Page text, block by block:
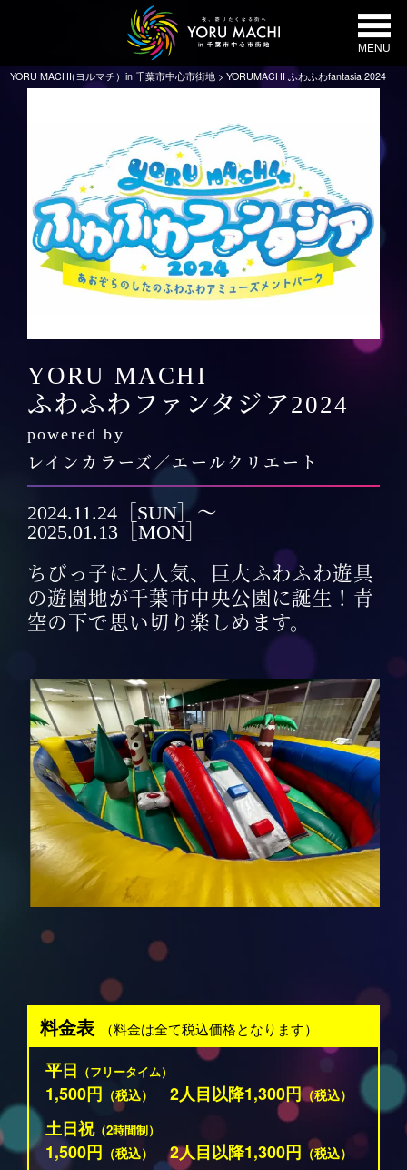
MENU
YORU MACHI(ヨルマチ）in 千葉市中心市街地> YORUMACHI ふわふわfantasia 2024
YORU MACHI
ふわふわファンタジア2024
powered by
レインカラーズ／エールクリエート
2024.11.24［SUN］〜
2025.01.13［MON］
ちびっ子に大人気、巨大ふわふわ遊具
の遊園地が千葉市中央公園に誕生！青
空の下で思い切り楽しめます。
料金表 （料金は全て税込価格となります）
平日 （フリータイム）
1,500円 （税込） 2人目以降1,300円（税込）
土日祝（2時間制）
1,500円 （税込） 2人目以降1,300円 （税込）